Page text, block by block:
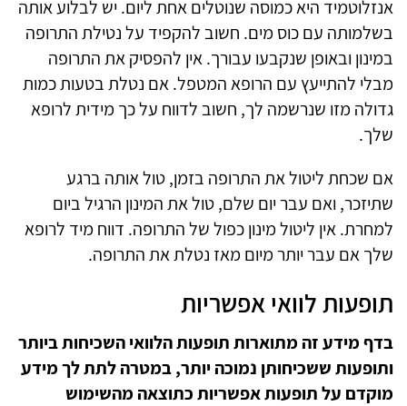
אנזלוטמיד היא כמוסה שנוטלים אחת ליום. יש לבלוע אותה
בשלמותה עם כוס מים. חשוב להקפיד על נטילת התרופה
במינון ובאופן שנקבעו עבורך. אין להפסיק את התרופה
מבלי להתייעץ עם הרופא המטפל. אם נטלת בטעות כמות
גדולה מזו שנרשמה לך, חשוב לדווח על כך מידית לרופא
שלך.
אם שכחת ליטול את התרופה בזמן, טול אותה ברגע
שתיזכר, ואם עבר יום שלם, טול את המינון הרגיל ביום
למחרת. אין ליטול מינון כפול של התרופה. דווח מיד לרופא
שלך אם עבר יותר מיום מאז נטלת את התרופה.
תופעות לוואי אפשריות
בדף מידע זה מתוארות תופעות הלוואי השכיחות ביותר
ותופעות ששכיחותן נמוכה יותר, במטרה לתת לך מידע
מוקדם על תופעות אפשריות כתוצאה מהשימוש